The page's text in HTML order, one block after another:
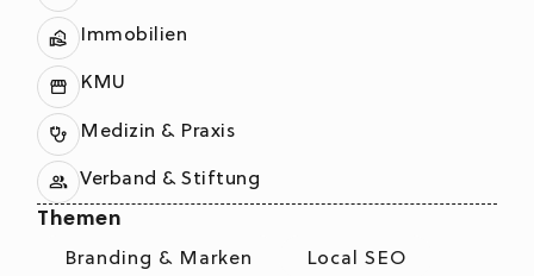
Immobilien
KMU
Medizin & Praxis
Verband & Stiftung
Themen
Branding & Marken
Local SEO